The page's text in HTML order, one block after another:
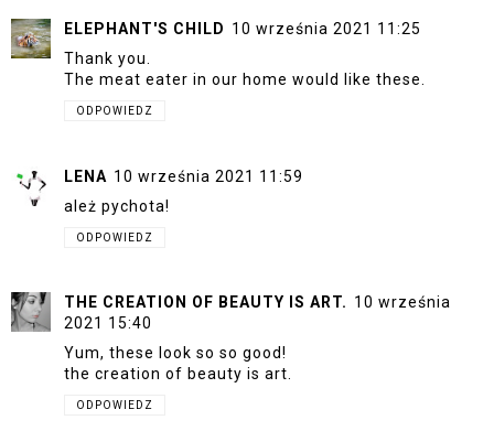
ELEPHANT'S CHILD 10 września 2021 11:25
Thank you.
The meat eater in our home would like these.
ODPOWIEDZ
LENA 10 września 2021 11:59
ależ pychota!
ODPOWIEDZ
THE CREATION OF BEAUTY IS ART. 10 września
2021 15:40
Yum, these look so so good!
the creation of beauty is art.
ODPOWIEDZ